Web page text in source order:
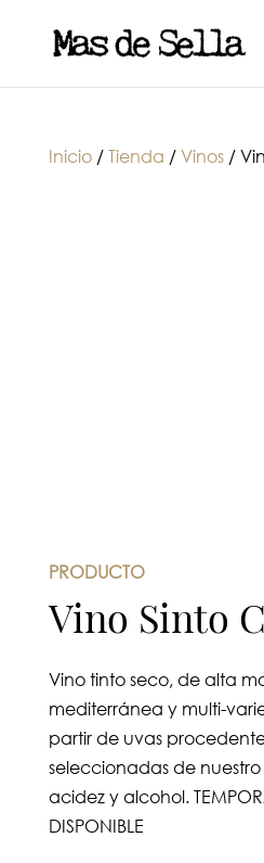
Inicio/Tienda /Vinos/
PRODUCTO
Vino Sinto
Vino tinto seco, de alta
mediterránea y multi-
partir de uvas
seleccionadas de
acidez y alcohol.
DISPONIBLE